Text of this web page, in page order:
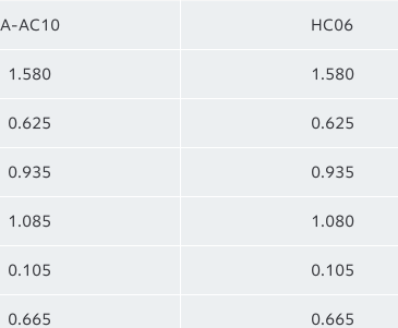
A-AC10 HC06
1.580 1.580
0.625 0.625
0.935 0.935
1.085 1.080
0.105 0.105
0.665 0.665